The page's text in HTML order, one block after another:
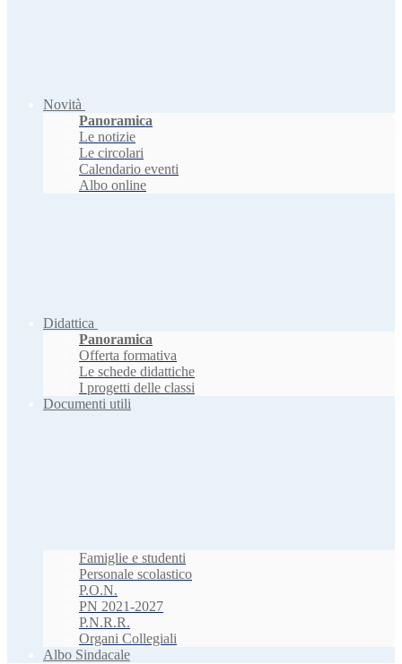
Novità
Panoramica
Le notizie
Le circolari
Calendario eventi
Albo online
Didattica
Panoramica
Offerta formativa
Le schede didattiche
I progetti delle classi
Documenti utili
Famiglie e studenti
Personale scolastico
P.O.N.
PN 2021-2027
P.N.R.R.
Organi Collegiali
Albo Sindacale